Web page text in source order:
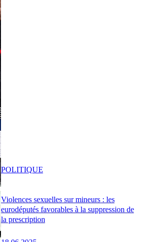
Violences sexuelles sur mineurs : les
eurodéputés favorables à la suppression de
la prescription
POLITIQUE